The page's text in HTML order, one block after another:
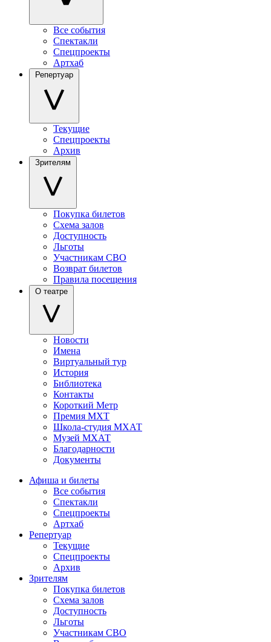
Все события
Спектакли
Спецпроекты
Артхаб
Репертуар
Текущие
Спецпроекты
Архив
Зрителям
Покупка билетов
Схема залов
Доступность
Льготы
Участникам СВО
Возврат билетов
Правила посещения
О театре
Новости
Имена
Виртуальный тур
История
Библиотека
Контакты
Короткий Метр
Премия МХТ
Школа-студия МХАТ
Музей МХАТ
Благодарности
Документы
Афиша и билеты
Все события
Спектакли
Спецпроекты
Артхаб
Репертуар
Текущие
Спецпроекты
Архив
Зрителям
Покупка билетов
Схема залов
Доступность
Льготы
Участникам СВО